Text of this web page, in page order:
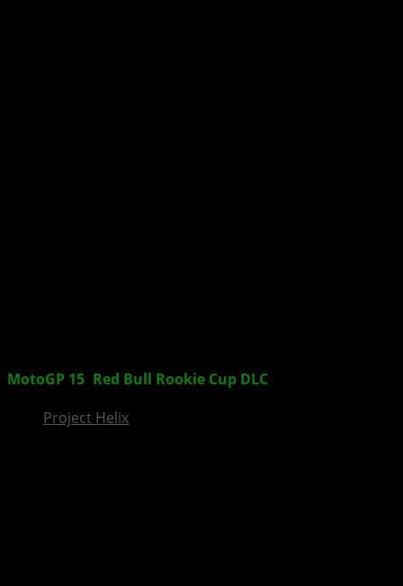
MotoGP 15 Red Bull Rookie Cup DLC
Project Helix